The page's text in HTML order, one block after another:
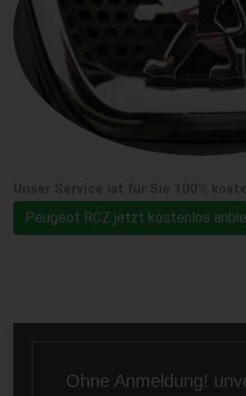
Peugeot RCZ jetzt kostenlos
Ohne Anmeldung!